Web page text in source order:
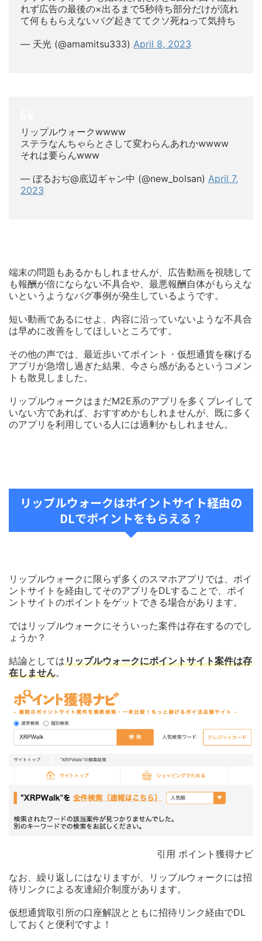
れず広告の最後の×出るまで5秒待ち部分だけが流れ
て何ももらえないバグ起きててクソ死ねって気持ち
— 天光 (@amamitsu333) April 8, 2023
リップルウォークwwww
ステラなんちゃらとさして変わらんあれかwwww
それは要らんwww
— ぼるおぢ@底辺ギャン中 (@new_bolsan) April 7,
2023
端末の問題もあるかもしれませんが、広告動画を視聴して
も報酬が倍にならない不具合や、最悪報酬自体がもらえな
いというようなバグ事例が発生しているようです。
短い動画であるにせよ、内容に沿っていないような不具合
は早めに改善をしてほしいところです。
その他の声では、最近歩いてポイント・仮想通貨を稼げる
アプリが急増し過ぎた結果、今さら感があるというコメン
トも散見しました。
リップルウォークはまだM2E系のアプリを多くプレイして
いない方であれば、おすすめかもしれませんが、既に多く
のアプリを利用している人には過剰かもしれません。
リップルウォークはポイントサイト経由の
DLでポイントをもらえる？
リップルウォークに限らず多くのスマホアプリでは、ポイ
ントサイトを経由してそのアプリをDLすることで、ポイ
ントサイトのポイントをゲットできる場合があります。
ではリップルウォークにそういった案件は存在するのでし
ょうか？
結論としてはリップルウォークにポイントサイト案件は存
在しません。
引用 ポイント獲得ナビ
なお、繰り返しにはなりますが、リップルウォークには招
待リンクによる友達紹介制度があります。
仮想通貨取引所の口座解説とともに招待リンク経由でDL
しておくと便利ですよ！